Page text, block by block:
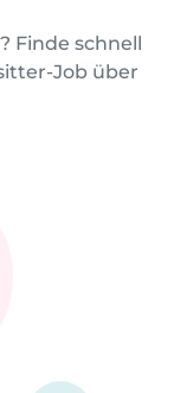
Finde schnell
Job über